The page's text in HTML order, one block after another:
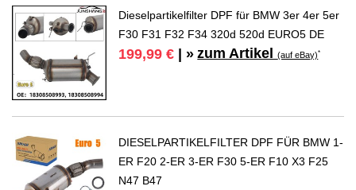
Dieselpartikelfilter DPF für BMW 3er 4er 5er
F30 F31 F32 F34 320d 520d EURO5 DE
199,99 € | » zum Artikel(auf eBay)*
DIESELPARTIKELFILTER DPF FÜR BMW 1-
ER F20 2-ER 3-ER F30 5-ER F10 X3 F25
N47 B47